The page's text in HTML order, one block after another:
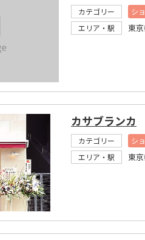
カテゴリー シ
エリア・駅
東
カサブランカ
カテゴリー シ
エリア・駅
東